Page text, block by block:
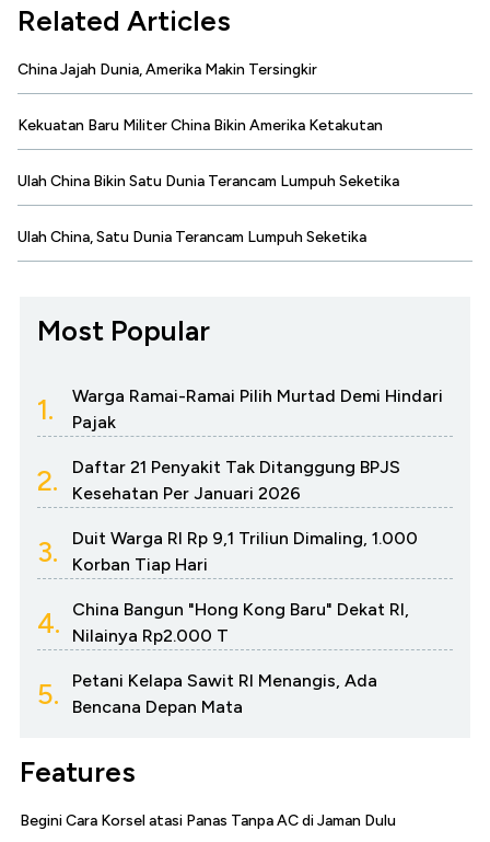
Related Articles
China Jajah Dunia, Amerika Makin Tersingkir
Kekuatan Baru Militer China Bikin Amerika Ketakutan
Ulah China Bikin Satu Dunia Terancam Lumpuh Seketika
Ulah China, Satu Dunia Terancam Lumpuh Seketika
Most Popular
1.
Warga Ramai-Ramai Pilih Murtad Demi Hindari
Pajak
2.
Daftar 21 Penyakit Tak Ditanggung BPJS
Kesehatan Per Januari 2026
3.
Duit Warga RI Rp 9,1 Triliun Dimaling, 1.000
Korban Tiap Hari
4.
China Bangun "Hong Kong Baru" Dekat RI,
Nilainya Rp2.000 T
5.
Petani Kelapa Sawit RI Menangis, Ada
Bencana Depan Mata
Features
Begini Cara Korsel atasi Panas Tanpa AC di Jaman Dulu